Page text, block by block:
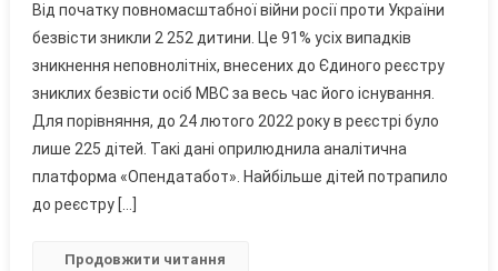
Час
Повномасштабної
Війни
В
Україні
Зникли
Безвісти
Від початку повномасштабної війни росії проти України
безвісти зникли 2 252 дитини. Це 91% усіх випадків
зникнення неповнолітніх, внесених до Єдиного реєстру
зниклих безвісти осіб МВС за весь час його існування.
Для порівняння, до 24 лютого 2022 року в реєстрі було
лише 225 дітей. Такі дані оприлюднила аналітична
платформа «Опендатабот». Найбільше дітей потрапило
до реєстру […]
Продовжити читання